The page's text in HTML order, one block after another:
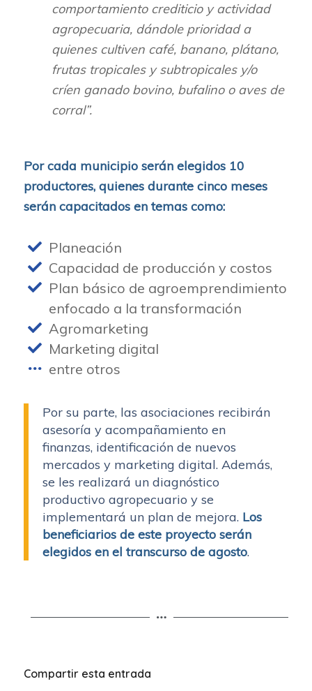
comportamiento crediticio y actividad
agropecuaria, dándole prioridad a
quienes cultiven café, banano, plátano,
frutas tropicales y subtropicales y/o
críen ganado bovino, bufalino o aves de
corral”.
Por cada municipio serán elegidos 10
productores, quienes durante cinco meses
serán capacitados en temas como:
Planeación
Capacidad de producción y costos
Plan básico de agroemprendimiento
enfocado a la transformación
Agromarketing
Marketing digital
entre otros
Por su parte, las asociaciones recibirán
asesoría y acompañamiento en
finanzas, identificación de nuevos
mercados y marketing digital. Además,
se les realizará un diagnóstico
productivo agropecuario y se
implementará un plan de mejora. Los
beneficiarios de este proyecto serán
elegidos en el transcurso de agosto.
Compartir esta entrada